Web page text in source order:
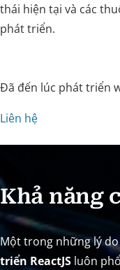
thái hiện tại và các
phát triển.
Đã đến lúc phát triển
Liên hệ
Khả năng
Một trong những lý
triển ReactJS luôn